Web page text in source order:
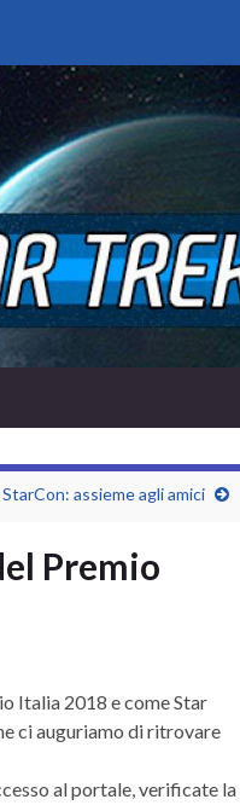
assieme agli amici
Premio
Italia 2018 e come Star
ci auguriamo di ritrovare
al portale, verificate la